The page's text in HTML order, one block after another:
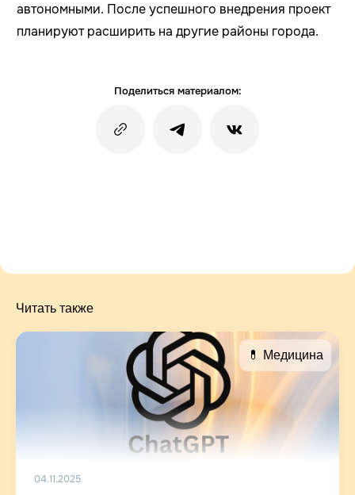
автономными. После успешного внедрения проект
планируют расширить на другие районы города.
Поделиться материалом:
Читать также
💊 Медицина
04.11.2025